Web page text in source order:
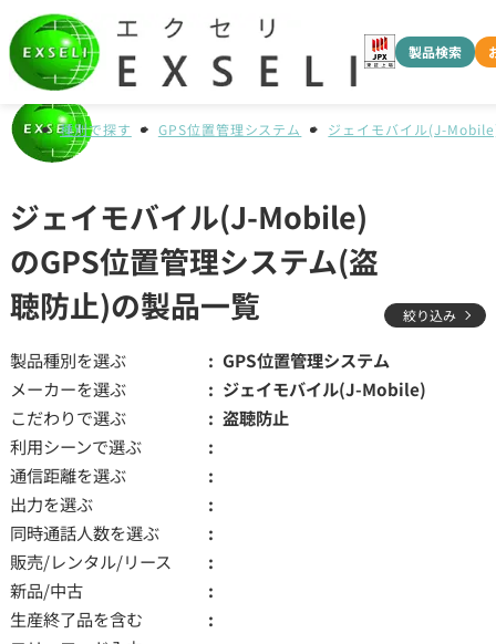
製品検索
種別で探す GPS位置管理システム ジェイモバイル(J-
ジェイモバイル(J-Mobile)
のGPS位置管理システム(盗
聴防止)の製品一覧
絞り込み
製品種別を選ぶ
GPS位置管理システム
メーカーを選ぶ
ジェイモバイル(J-Mobile)
こだわりで選ぶ
盗聴防止
利用シーンで選ぶ
通信距離を選ぶ
出力を選ぶ
同時通話人数を選ぶ
販売/レンタル/リース
新品/中古
生産終了品を含む